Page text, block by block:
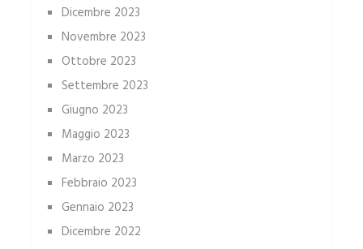
Dicembre 2023
Novembre 2023
Ottobre 2023
Settembre 2023
Giugno 2023
Maggio 2023
Marzo 2023
Febbraio 2023
Gennaio 2023
Dicembre 2022